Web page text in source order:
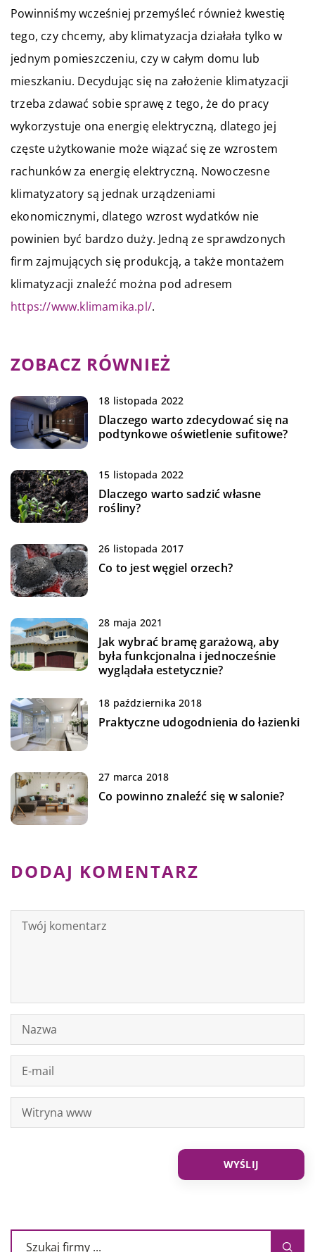
Powinniśmy wcześniej przemyśleć również kwestię
tego, czy chcemy, aby klimatyzacja działała tylko w
jednym pomieszczeniu, czy w całym domu lub
mieszkaniu. Decydując się na założenie klimatyzacji
trzeba zdawać sobie sprawę z tego, że do pracy
wykorzystuje ona energię elektryczną, dlatego jej
częste użytkowanie może wiązać się ze wzrostem
rachunków za energię elektryczną. Nowoczesne
klimatyzatory są jednak urządzeniami
ekonomicznymi, dlatego wzrost wydatków nie
powinien być bardzo duży. Jedną ze sprawdzonych
firm zajmujących się produkcją, a także montażem
klimatyzacji znaleźć można pod adresem
https://www.klimamika.pl/.
ZOBACZ RÓWNIEŻ
18 listopada 2022
Dlaczego warto zdecydować się na
podtynkowe oświetlenie sufitowe?
15 listopada 2022
Dlaczego warto sadzić własne
rośliny?
26 listopada 2017
Co to jest węgiel orzech?
28 maja 2021
Jak wybrać bramę garażową, aby
była funkcjonalna i jednocześnie
wyglądała estetycznie?
18 października 2018
Praktyczne udogodnienia do łazienki
27 marca 2018
Co powinno znaleźć się w salonie?
DODAJ KOMENTARZ